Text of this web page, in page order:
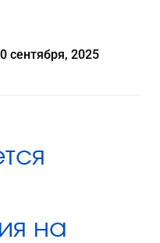
сентября, 2025
на